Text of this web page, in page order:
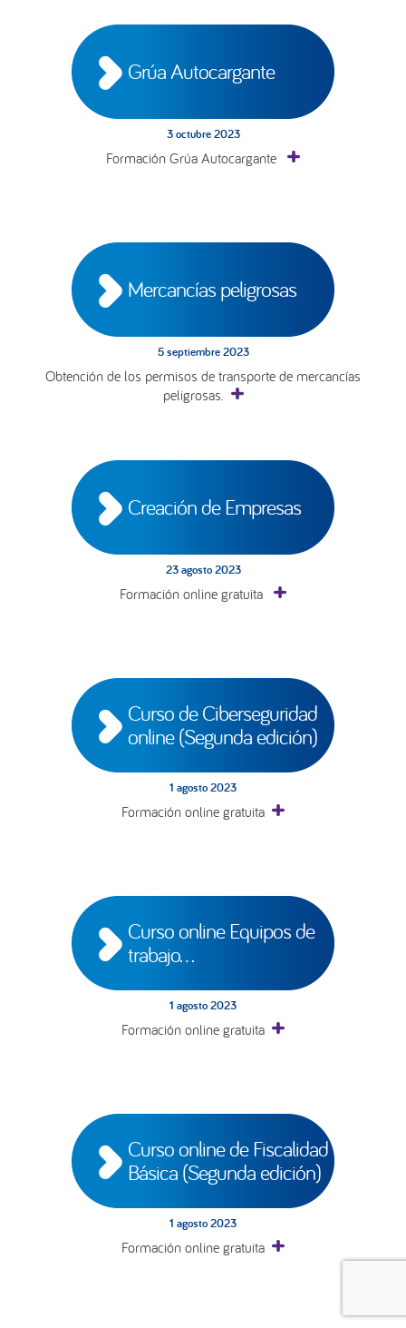
Grúa Autocargante
3 octubre 2023
Formación Grúa Autocargante
Mercancías peligrosas
5 septiembre 2023
Obtención de los permisos de transporte de mercancías
peligrosas.
Creación de Empresas
23 agosto 2023
Formación online gratuita
Curso de Ciberseguridad
online (Segunda edición)
1 agosto 2023
Formación online gratuita
Curso online Equipos de
trabajo…
1 agosto 2023
Formación online gratuita
Curso online de Fiscalidad
Básica (Segunda edición)
1 agosto 2023
Formación online gratuita